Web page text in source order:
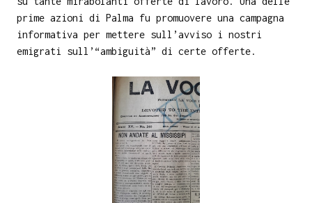
prime azioni di Palma fu promuovere una campagna
informativa per mettere sull’avviso i nostri
emigrati sull’“ambiguità” di certe offerte.